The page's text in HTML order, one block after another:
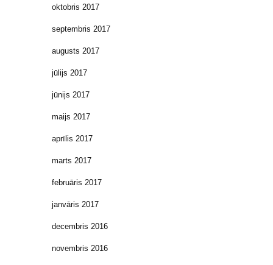
oktobris 2017
septembris 2017
augusts 2017
jūlijs 2017
jūnijs 2017
maijs 2017
aprīlis 2017
marts 2017
februāris 2017
janvāris 2017
decembris 2016
novembris 2016